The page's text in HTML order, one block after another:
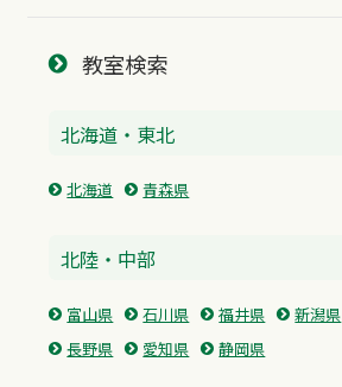
教室検索
北海道・東北
北海道 青森県
北陸・中部
富山県 石川県 福井県 新潟県
長野県
愛知県 静岡県